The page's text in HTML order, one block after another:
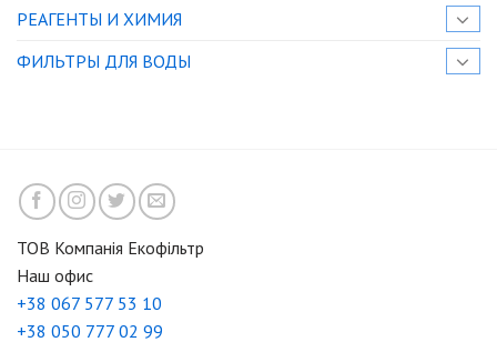
РЕАГЕНТЫ И ХИМИЯ
ФИЛЬТРЫ ДЛЯ ВОДЫ
ТОВ Компанія Екофільтр
Наш офис
+38 067 577 53 10
+38 050 777 02 99